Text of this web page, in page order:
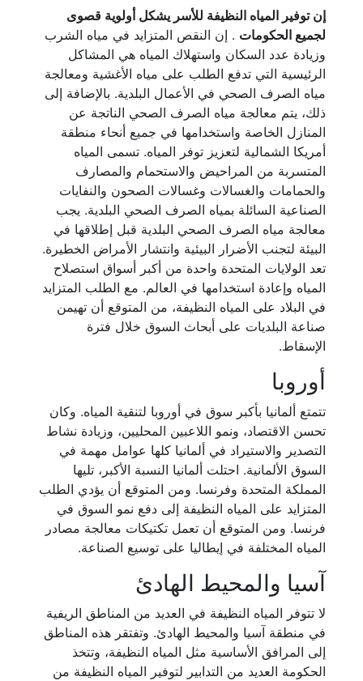
إن توفير المياه النظيفة للأسر يشكل أولوية قصوى
لجميع الحكومات . إن النقص المتزايد في مياه الشرب
وزيادة عدد السكان واستهلاك المياه هي المشاكل
الرئيسية التي تدفع الطلب على مياه الأغشية ومعالجة
مياه الصرف الصحي في الأعمال البلدية. بالإضافة إلى
ذلك، يتم معالجة مياه الصرف الصحي الناتجة عن
المنازل الخاصة واستخدامها في جميع أنحاء منطقة
أمريكا الشمالية لتعزيز توفر المياه. تسمى المياه
المتسربة من المراحيض والاستحمام والمصارف
والحمامات والغسالات وغسالات الصحون والنفايات
الصناعية السائلة بمياه الصرف الصحي البلدية. يجب
معالجة مياه الصرف الصحي البلدية قبل إطلاقها في
البيئة لتجنب الأضرار البيئية وانتشار الأمراض الخطيرة.
تعد الولايات المتحدة واحدة من أكبر أسواق استصلاح
المياه وإعادة استخدامها في العالم. مع الطلب المتزايد
في البلاد على المياه النظيفة، من المتوقع أن تهيمن
صناعة البلديات على أبحاث السوق خلال فترة
الإسقاط.
أوروبا
تتمتع ألمانيا بأكبر سوق في أوروبا لتنقية المياه. وكان
تحسن الاقتصاد، ونمو اللاعبين المحليين، وزيادة نشاط
التصدير والاستيراد في ألمانيا كلها عوامل مهمة في
السوق الألمانية. احتلت ألمانيا النسبة الأكبر، تليها
المملكة المتحدة وفرنسا. ومن المتوقع أن يؤدي الطلب
المتزايد على المياه النظيفة إلى دفع نمو السوق في
فرنسا. ومن المتوقع أن تعمل تكتيكات معالجة مصادر
المياه المختلفة في إيطاليا على توسيع الصناعة.
آسيا والمحيط الهادئ
لا تتوفر المياه النظيفة في العديد من المناطق الريفية
في منطقة آسيا والمحيط الهادئ. وتفتقر هذه المناطق
إلى المرافق الأساسية مثل المياه النظيفة، وتتخذ
الحكومة العديد من التدابير لتوفير المياه النظيفة من